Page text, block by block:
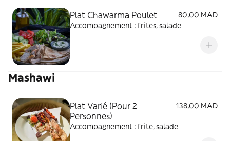
Plat Chawarma Poulet
80,00 MAD
Accompagnement : frites, salade
Mashawi
Plat Varié (Pour 2
Personnes)
138,00 MAD
Accompagnement : frite, salade